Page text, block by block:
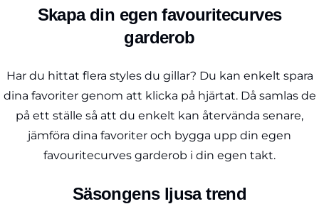
Skapa din egen favouritecurves
garderob
Har du hittat flera styles du gillar? Du kan enkelt spara
dina favoriter genom att klicka på hjärtat. Då samlas de
på ett ställe så att du enkelt kan återvända senare,
jämföra dina favoriter och bygga upp din egen
favouritecurves garderob i din egen takt.
Säsongens ljusa trend